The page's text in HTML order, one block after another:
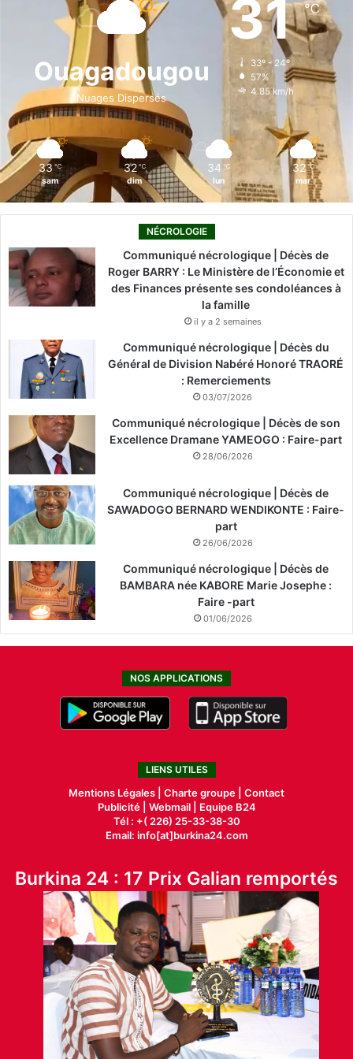
b
o
k
i
n
a
g
r
o
k
Ouagadougou
Nuages Dispersés
31℃
33º - 24º
57%
4.85 km/h
33 ℃
sam
32 ℃
dim
34 ℃
lun
32 ℃
mar
NÉCROLOGIE
Communiqué nécrologique | Décès de
Roger BARRY : Le Ministère de l’Économie et
des Finances présente ses condoléances à
la famille
il y a 2 semaines
Communiqué nécrologique | Décès du
Général de Division Nabéré Honoré TRAORÉ
: Remerciements
03/07/2026
Communiqué nécrologique | Décès de son
Excellence Dramane YAMEOGO : Faire-part
28/06/2026
Communiqué nécrologique | Décès de
SAWADOGO BERNARD WENDIKONTE : Faire-
part
26/06/2026
Communiqué nécrologique | Décès de
BAMBARA née KABORE Marie Josephe :
Faire -part
01/06/2026
NOS APPLICATIONS
LIENS UTILES
Mentions Légales | Charte groupe | Contact
Publicité| Webmail |
Equipe B24
Tél : +( 226) 25-33-38-30
Email: info[at]burkina24.com
Burkina 24 : 17 Prix Galian remportés